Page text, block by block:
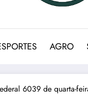
AGRO
6039 de quarta-